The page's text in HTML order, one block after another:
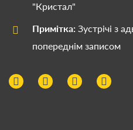
"Кристал"
Примітка: Зустрічі з
попереднім записом